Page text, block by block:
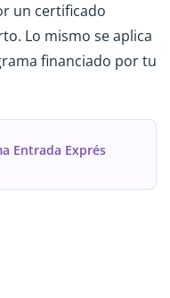
un certificado
Lo mismo se aplica
financiado por tu
Entrada Exprés